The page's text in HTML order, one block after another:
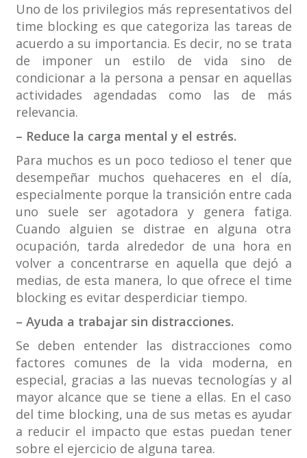
Uno de los privilegios más representativos del
time blocking es que categoriza las tareas de
acuerdo a su importancia. Es decir, no se trata
de imponer un estilo de vida sino de
condicionar a la persona a pensar en aquellas
actividades agendadas como las de más
relevancia.
– Reduce la carga mental y el estrés.
Para muchos es un poco tedioso el tener que
desempeñar muchos quehaceres en el día,
especialmente porque la transición entre cada
uno suele ser agotadora y genera fatiga.
Cuando alguien se distrae en alguna otra
ocupación, tarda alrededor de una hora en
volver a concentrarse en aquella que dejó a
medias, de esta manera, lo que ofrece el time
blocking es evitar desperdiciar tiempo.
– Ayuda a trabajar sin distracciones.
Se deben entender las distracciones como
factores comunes de la vida moderna, en
especial, gracias a las nuevas tecnologías y al
mayor alcance que se tiene a ellas. En el caso
del time blocking, una de sus metas es ayudar
a reducir el impacto que estas puedan tener
sobre el ejercicio de alguna tarea.